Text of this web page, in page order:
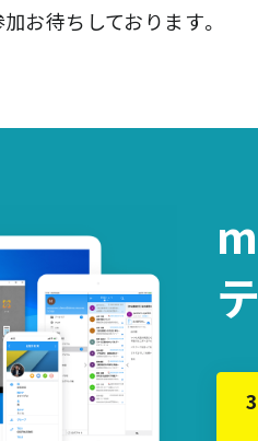
お待ちしております。